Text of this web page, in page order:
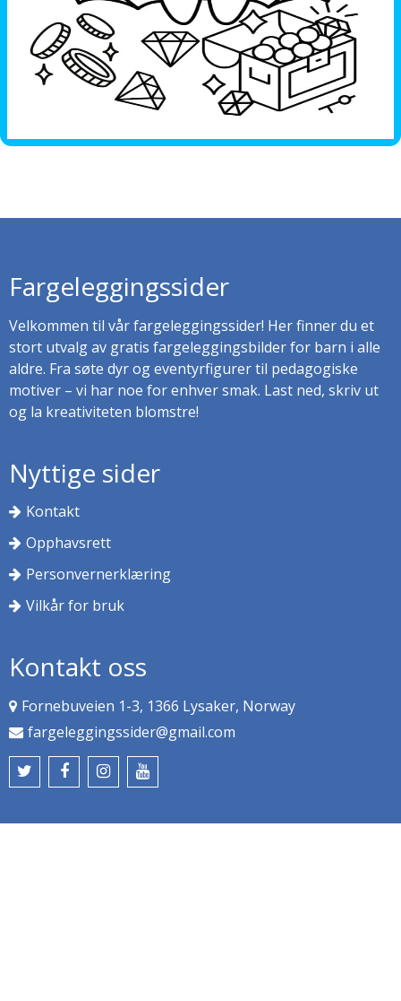
Fargeleggingssider
Velkommen til vår fargeleggingssider! Her finner du et
stort utvalg av gratis fargeleggingsbilder for barn i alle
aldre. Fra søte dyr og eventyrfigurer til pedagogiske
motiver – vi har noe for enhver smak. Last ned, skriv ut
og la kreativiteten blomstre!
Nyttige sider
Kontakt
Opphavsrett
Personvernerklæring
Vilkår for bruk
Kontakt oss
Fornebuveien 1-3, 1366 Lysaker, Norway
fargeleggingssider@gmail.com